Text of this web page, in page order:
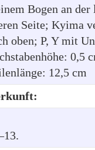
Bogen an der
Seite; Kyima
oben; P, Y mit
0,5
12,5 cm